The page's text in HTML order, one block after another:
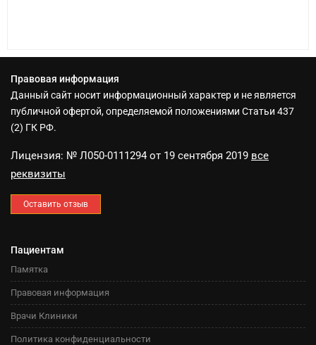
Правовая информация
Данный сайт носит информационный характер и не является
публичной офертой, определяемой положениями Статьи 437
(2) ГК РФ.
Лицензия: № Л050-0111294 от 19 сентября 2019 все
реквизиты
Оставить отзыв
Пациентам
Памятка
Правовая информация
Врачи Клиники
Политика конфиденциальности